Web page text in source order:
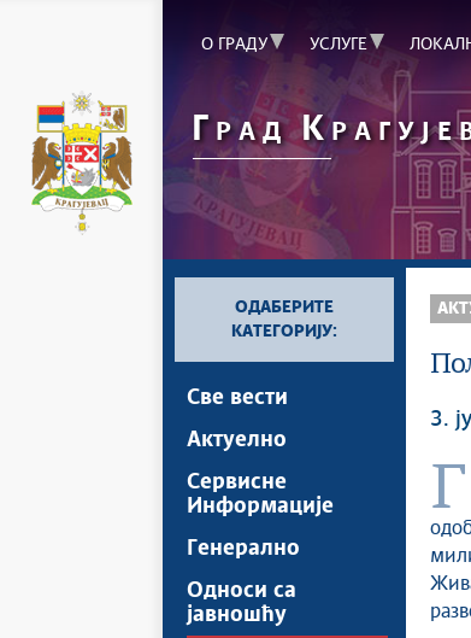
О ГРАДУ УСЛУГЕ
Г РАДК
ОДАБЕРИТЕ
КАТЕГОРИЈУ:
Све вести
Актуелно
Сервисне
Информације
Генерално
Односи са
јавношћу
3.
Град Крагујевац наставља реализацију програма подршке